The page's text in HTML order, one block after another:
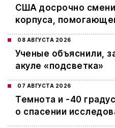
США досрочно
корпуса,
08 АВГУСТА 2026
Ученые объяснили,
акуле «подсветка»
07 АВГУСТА 2026
Темнота и -40
о спасении